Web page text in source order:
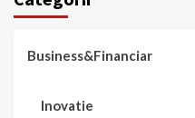
Business&Financiar
Inovatie